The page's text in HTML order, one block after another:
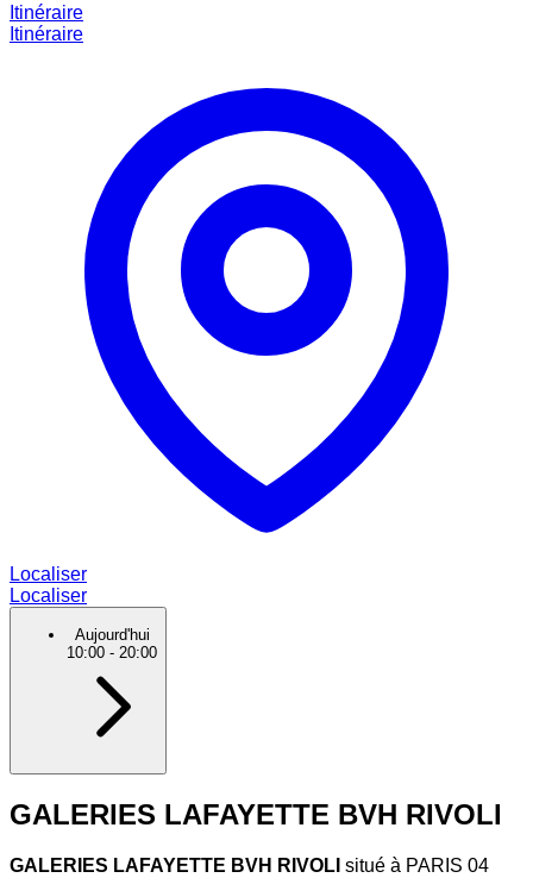
Itinéraire
Itinéraire
Localiser
Localiser
Aujourd'hui
10:00 - 20:00
GALERIES LAFAYETTE BVH RIVOLI
GALERIES LAFAYETTE BVH RIVOLI situé à PARIS 04